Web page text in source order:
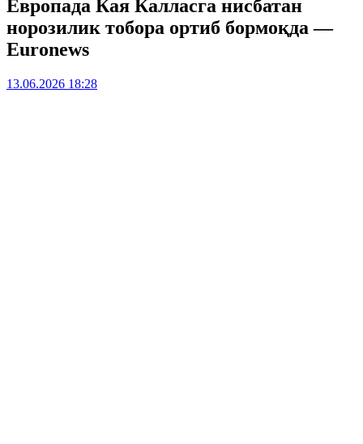
Европада Кая Калласга нисбатан
норозилик тобора ортиб бормоқда —
Euronews
13.06.2026 18:28